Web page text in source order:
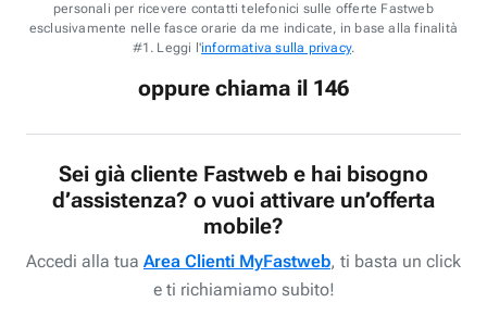
personali per ricevere contatti telefonici sulle offerte Fastweb
esclusivamente nelle fasce orarie da me indicate, in base alla finalità
#1. Leggi l'informativa sulla privacy.
oppure chiama il 146
Sei già cliente Fastweb e hai bisogno
d’assistenza? o vuoi attivare un’offerta
mobile?
Accedi alla tua Area Clienti MyFastweb, ti basta un click
e ti richiamiamo subito!